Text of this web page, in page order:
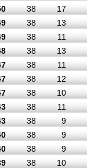
38
17
38
13
38
11
38
13
38
11
38
12
38
10
38
11
38
9
38
9
38
9
38
10